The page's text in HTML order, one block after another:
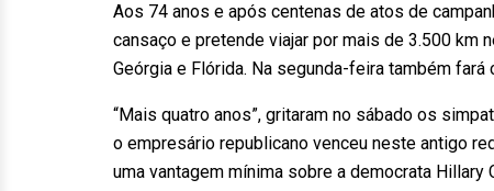
Aos 74 anos e após centenas de atos de
cansaço e pretende viajar por mais de 3.500 km
Geórgia e Flórida. Na segunda-feira também
“Mais quatro anos”, gritaram no sábado os
o empresário republicano venceu neste antigo
uma vantagem mínima sobre a democrata Hillary